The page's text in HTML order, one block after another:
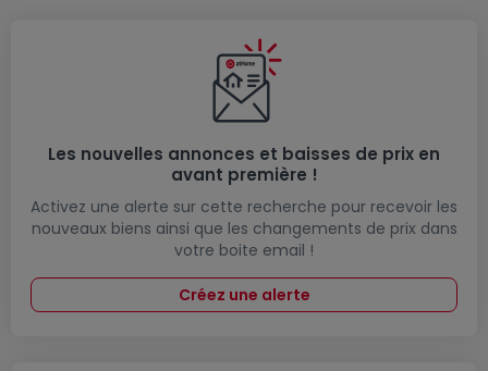
Les nouvelles annonces et baisses de prix en
avant première !
Activez une alerte sur cette recherche pour recevoir les
nouveaux biens ainsi que les changements de prix dans
votre boite email !
Créez une alerte